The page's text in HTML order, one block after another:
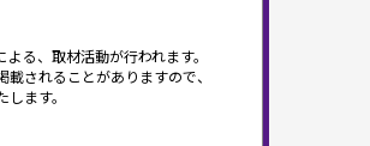
る、取材活動が行われます。
されることがありますので、
ます。